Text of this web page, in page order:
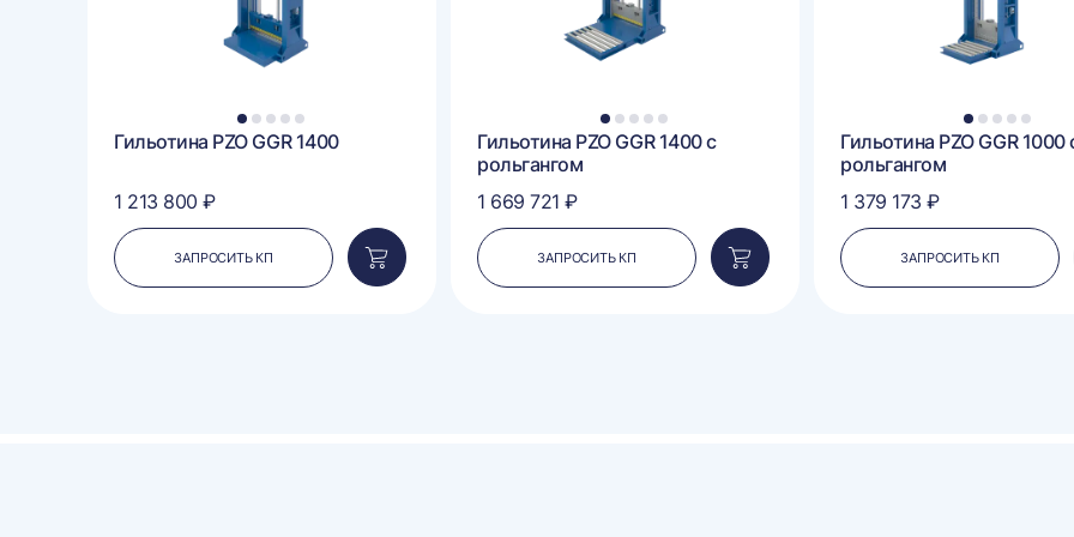
1 2 3 4 5
Гильотина PZO GGR 1400
1 213 800 ₽
ЗАПРОСИТЬ КП
Добавить
в
1 2 3 4 5
Гильотина PZO GGR 1400 с
рольгангом
1 669 721 ₽
ЗАПРОСИТЬ КП
Добавить
в
1 2 3 4 5
Гильотина PZO GGR 1000
рольгангом
1 379 173 ₽
ЗАПРОСИТЬ КП